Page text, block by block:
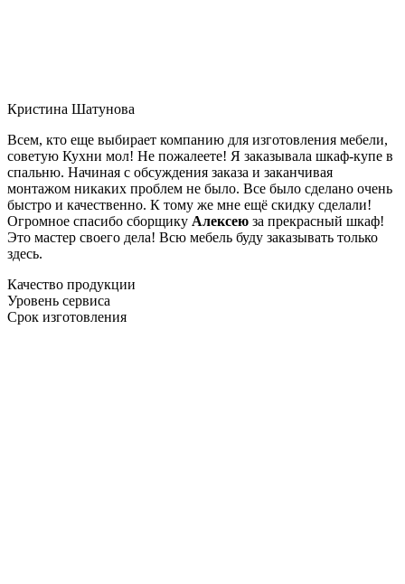
Кристина Шатунова
Всем, кто еще выбирает компанию для изготовления мебели,
советую Кухни мол! Не пожалеете! Я заказывала шкаф-купе в
спальню. Начиная с обсуждения заказа и заканчивая
монтажом никаких проблем не было. Все было сделано очень
быстро и качественно. К тому же мне ещё скидку сделали!
Огромное спасибо сборщику Алексею за прекрасный шкаф!
Это мастер своего дела! Всю мебель буду заказывать только
здесь.
Качество продукции
Уровень сервиса
Срок изготовления